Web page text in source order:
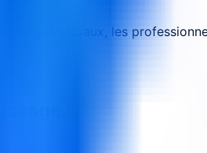
médias sociaux, les